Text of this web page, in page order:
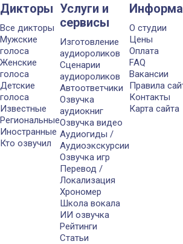
Дикторы
Все дикторы
Мужские
голоса
Женские
голоса
Детские
голоса
Известные
Региональные
Иностранные
Кто озвучил
Услуги и
сервисы
Изготовление
аудиороликов
Сценарии
аудиороликов
Автоответчики
Озвучка
аудиокниг
Озвучка видео
Аудиогиды /
Аудиоэкскурсии
Озвучка игр
Перевод /
Локализация
Хрономер
Школа вокала
ИИ озвучка
Рейтинги
Статьи
О студии
Цены
Оплата
FAQ
Вакансии
Правила
Контакты
Карта сайта